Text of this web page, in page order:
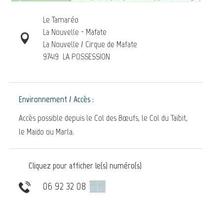
Le Tamaréo
La Nouvelle - Mafate
La Nouvelle / Cirque de Mafate
97419 LA POSSESSION
Environnement / Accès :
Accès possible depuis le Col des Bœufs, le Col du Taïbit,
le Maïdo ou Marla.
Cliquez pour afficher le(s) numéro(s)
06 92 32 08 ▒▒